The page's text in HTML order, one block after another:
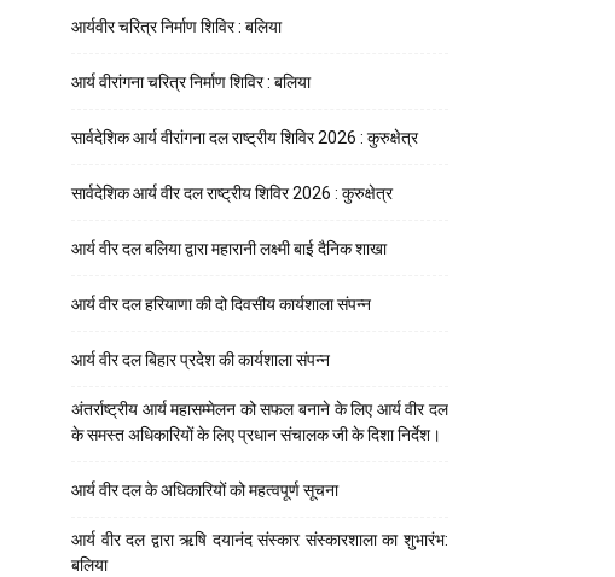
आर्यवीर चरित्र निर्माण शिविर : बलिया
आर्य वीरांगना चरित्र निर्माण शिविर : बलिया
सार्वदेशिक आर्य वीरांगना दल राष्ट्रीय शिविर 2026 : कुरुक्षेत्र
सार्वदेशिक आर्य वीर दल राष्ट्रीय शिविर 2026 : कुरुक्षेत्र
आर्य वीर दल बलिया द्वारा महारानी लक्ष्मी बाई दैनिक शाखा
आर्य वीर दल हरियाणा की दो दिवसीय कार्यशाला संपन्न
आर्य वीर दल बिहार प्रदेश की कार्यशाला संपन्न
अंतर्राष्ट्रीय आर्य महासम्मेलन को सफल बनाने के लिए आर्य वीर दल
के समस्त अधिकारियों के लिए प्रधान संचालक जी के दिशा निर्देश।
आर्य वीर दल के अधिकारियों को महत्वपूर्ण सूचना
आर्य वीर दल द्वारा ऋषि दयानंद संस्कार संस्कारशाला का शुभारंभ:
बलिया